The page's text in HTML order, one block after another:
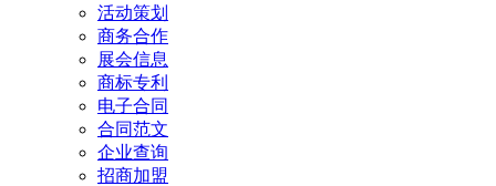
活动策划
商务合作
展会信息
商标专利
电子合同
合同范文
企业查询
招商加盟